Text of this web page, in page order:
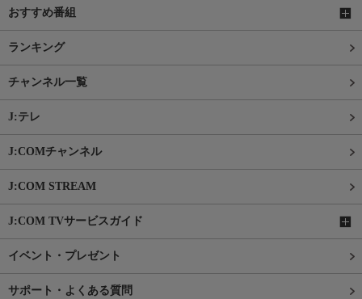
おすすめ番組
ランキング
チャンネル一覧
J:テレ
J:COMチャンネル
J:COM STREAM
J:COM TVサービスガイド
イベント・プレゼント
サポート・よくある質問